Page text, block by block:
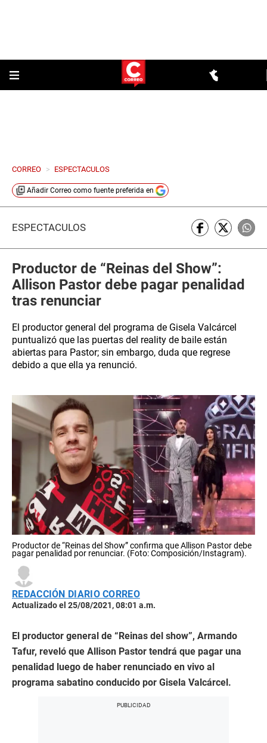
CORREO > ESPECTACULOS
Añadir Correo como fuente preferida en
ESPECTÁCULOS
Productor de “Reinas del Show”:
Allison Pastor debe pagar penalidad
tras renunciar
El productor general del programa de Gisela Valcárcel
puntualizó que las puertas del reality de baile están
abiertas para Pastor; sin embargo, duda que regrese
debido a que ella ya renunció.
Productor de “Reinas del Show” confirma que Allison Pastor debe
pagar penalidad por renunciar. (Foto: Composición/Instagram).
REDACCIÓN DIARIO CORREO
Actualizado el 25/08/2021, 08:01 a.m.
El productor general de “Reinas del show”, Armando
Tafur, reveló que Allison Pastor tendrá que pagar una
penalidad luego de haber renunciado en vivo al
programa sabatino conducido por Gisela Valcárcel.